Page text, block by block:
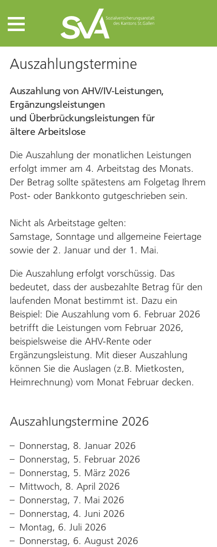
Auszahlungstermine
Auszahlung von AHV/IV-Leistungen,
Ergänzungs­leistungen
und Überbrückungsleistungen für
ältere Arbeitslose
Die Auszahlung der monatlichen Leistungen
erfolgt immer am 4. Arbeitstag des Monats.
Der Betrag sollte spätestens am Folge­tag Ihrem
Post- oder Bank­konto gut­geschrieben sein.
Nicht als Arbeitstage gelten:
Samstage, Sonntage und allgemeine Feiertage
sowie der 2. Januar und der 1. Mai.
Die Auszahlung erfolgt vorschüssig. Das
bedeutet, dass der ausbezahlte Betrag für den
laufenden Monat bestimmt ist. Dazu ein
Beispiel: Die Auszahlung vom 6. Februar 2026
betrifft die Leistungen vom Februar 2026,
beispielsweise die AHV-Rente oder
Ergänzungsleistung. Mit dieser Auszahlung
können Sie die Auslagen (z.B. Mietkosten,
Heimrechnung) vom Monat Februar decken.
Auszahlungstermine 2026
Donnerstag, 8. Januar 2026
Donnerstag, 5. Februar 2026
Donnerstag, 5. März 2026
Mittwoch, 8. April 2026
Donnerstag, 7. Mai 2026
Donnerstag, 4. Juni 2026
Montag, 6. Juli 2026
Donnerstag, 6. August 2026